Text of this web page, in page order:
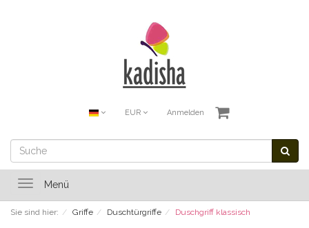
EUR Anmelden
ToggleMenü
Sie sind hier: Griffe Duschtürgriffe Duschgriff klassisch